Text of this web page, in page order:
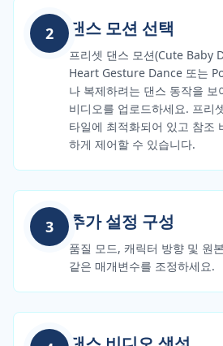
2 댄스 모션 선택
프리셋 댄스 모션(Cute Baby
Heart Gesture Dance 또는
나 복제하려는 댄스 동작을 보
비디오를 업로드하세요. 프리
타일에 최적화되어 있고 참조
하게 제어할 수 있습니다.
3 추가 설정 구성
품질 모드, 캐릭터 방향 및 원
같은 매개변수를 조정하세요.